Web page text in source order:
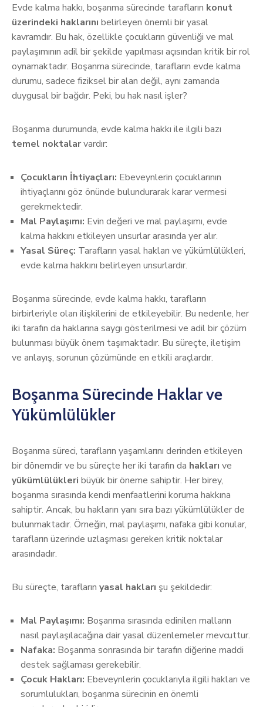
Evde kalma hakkı, boşanma sürecinde tarafların konut
üzerindeki haklarını belirleyen önemli bir yasal
kavramdır. Bu hak, özellikle çocukların güvenliği ve mal
paylaşımının adil bir şekilde yapılması açısından kritik bir rol
oynamaktadır. Boşanma sürecinde, tarafların evde kalma
durumu, sadece fiziksel bir alan değil, aynı zamanda
duygusal bir bağdır. Peki, bu hak nasıl işler?
Boşanma durumunda, evde kalma hakkı ile ilgili bazı
temel noktalarvardır:
Çocukların İhtiyaçları: Ebeveynlerin çocuklarının
ihtiyaçlarını göz önünde bulundurarak karar vermesi
gerekmektedir.
Mal Paylaşımı: Evin değeri ve mal paylaşımı, evde
kalma hakkını etkileyen unsurlar arasında yer alır.
Yasal Süreç: Tarafların yasal hakları ve yükümlülükleri,
evde kalma hakkını belirleyen unsurlardır.
Boşanma sürecinde, evde kalma hakkı, tarafların
birbirleriyle olan ilişkilerini de etkileyebilir. Bu nedenle, her
iki tarafın da haklarına saygı gösterilmesi ve adil bir çözüm
bulunması büyük önem taşımaktadır. Bu süreçte, iletişim
ve anlayış, sorunun çözümünde en etkili araçlardır.
Boşanma Sürecinde Haklar ve
Yükümlülükler
Boşanma süreci, tarafların yaşamlarını derinden etkileyen
bir dönemdir ve bu süreçte her iki tarafın da hakları ve
yükümlülükleri büyük bir öneme sahiptir. Her birey,
boşanma sırasında kendi menfaatlerini koruma hakkına
sahiptir. Ancak, bu hakların yanı sıra bazı yükümlülükler de
bulunmaktadır. Örneğin, mal paylaşımı, nafaka gibi konular,
tarafların üzerinde uzlaşması gereken kritik noktalar
arasındadır.
Bu süreçte, tarafların yasal hakları şu şekildedir:
Mal Paylaşımı: Boşanma sırasında edinilen malların
nasıl paylaşılacağına dair yasal düzenlemeler mevcuttur.
Nafaka: Boşanma sonrasında bir tarafın diğerine maddi
destek sağlaması gerekebilir.
Çocuk Hakları: Ebeveynlerin çocuklarıyla ilgili hakları ve
sorumlulukları, boşanma sürecinin en önemli